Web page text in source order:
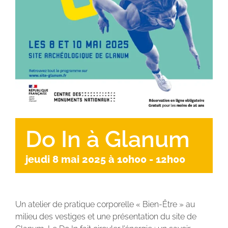
Do In à Glanum
jeudi 8 mai 2025 à 10h00 - 12h00
Un atelier de pratique corporelle « Bien-Être » au
milieu des vestiges et une présentation du site de